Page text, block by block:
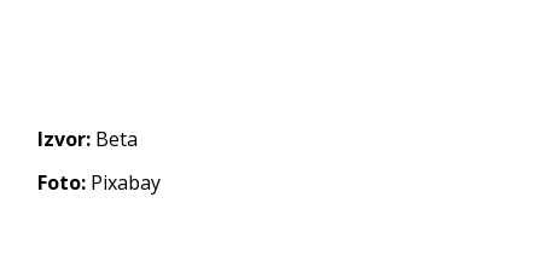
Izvor: Beta
Foto: Pixabay